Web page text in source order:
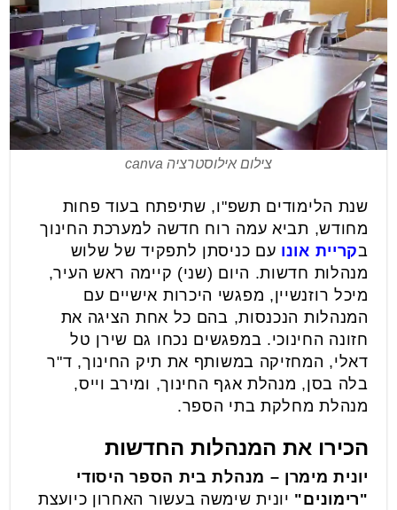
צילום אילוסטרציה canva
שנת הלימודים תשפ"ו, שתיפתח בעוד פחות
מחודש, תביא עמה רוח חדשה למערכת החינוך
בקריית אונו עם כניסתן לתפקיד של שלוש
מנהלות חדשות. היום (שני) קיימה ראש העיר,
מיכל רוזנשיין, מפגשי היכרות אישיים עם
המנהלות הנכנסות, בהם כל אחת הציגה את
חזונה החינוכי. במפגשים נכחו גם שירן טל
דאלי, המחזיקה במשותף את תיק החינוך, ד"ר
בלה בסן, מנהלת אגף החינוך, ומירב וייס,
מנהלת מחלקת בתי הספר.
הכירו את המנהלות החדשות
יונית מימרן – מנהלת בית הספר היסודי
"רימונים" יונית שימשה בעשור האחרון כיועצת